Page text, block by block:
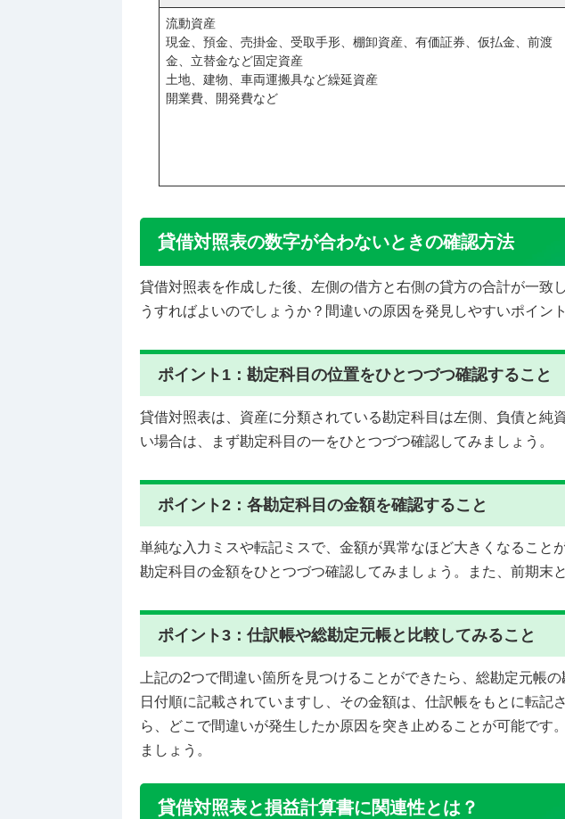
流動資産
現金、預金、売掛金、受取手形、棚卸資産、有価証券、仮払金、前渡
金、立替金など固定資産
土地、建物、車両運搬具など繰延資産
開業費、開発費など
貸借対照表の数字が合わないときの確認方法
貸借対照表を作成した後、左側の借方と右側の貸方の合計が一
うすればよいのでしょうか？間違いの原因を発見しやすいポイン
ポイント1：勘定科目の位置をひとつづつ確認すること
貸借対照表は、資産に分類されている勘定科目は左側、負債と
い場合は、まず勘定科目の一をひとつづつ確認してみましょう。
ポイント2：各勘定科目の金額を確認すること
単純な入力ミスや転記ミスで、金額が異常なほど大きくなるこ
勘定科目の金額をひとつづつ確認してみましょう。また、前期末
ポイント3：仕訳帳や総勘定元帳と比較してみること
上記の2つで間違い箇所を見つけることができたら、総勘定元帳
日付順に記載されていますし、その金額は、仕訳帳をもとに転
ら、どこで間違いが発生したか原因を突き止めることが可能で
ましょう。
貸借対照表と損益計算書に関連性とは？